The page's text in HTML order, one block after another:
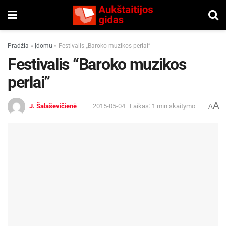
Pradžia » Įdomu » Festivalis „Baroko muzikos perlai”
Festivalis “Baroko muzikos
perlai”
J. Šalaševičienė 2015-05-04 Laikas: 1 min skaitymo AA